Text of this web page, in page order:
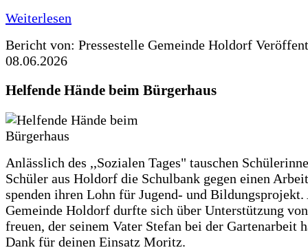
Weiterlesen
Bericht von: Pressestelle Gemeinde Holdorf
08.06.2026
Helfende Hände beim Bürgerhaus
Anlässlich des ,,Sozialen Tages" tauschen
Schüler aus Holdorf die Schulbank gegen einen
spenden ihren Lohn für Jugend- und Bildungsprojekt.
Gemeinde Holdorf durfte sich über Unterstützung
freuen, der seinem Vater Stefan bei der Gartenarbeit
Dank für deinen Einsatz Moritz.